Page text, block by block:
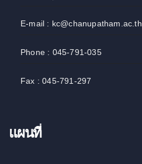
E-mail : kc@chanupatham.ac.th
Phone : 045-791-035
Fax : 045-791-297
แผนที่